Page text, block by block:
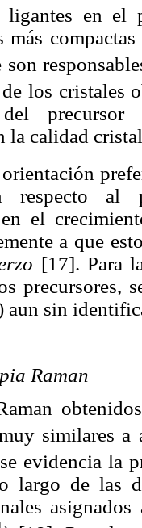
ligantes en el
más
son
los cristales
la calidad
respecto al
el
a que
[17]. Para
precursores,
aun sin
Raman
similares a
evidencia la
largo de las